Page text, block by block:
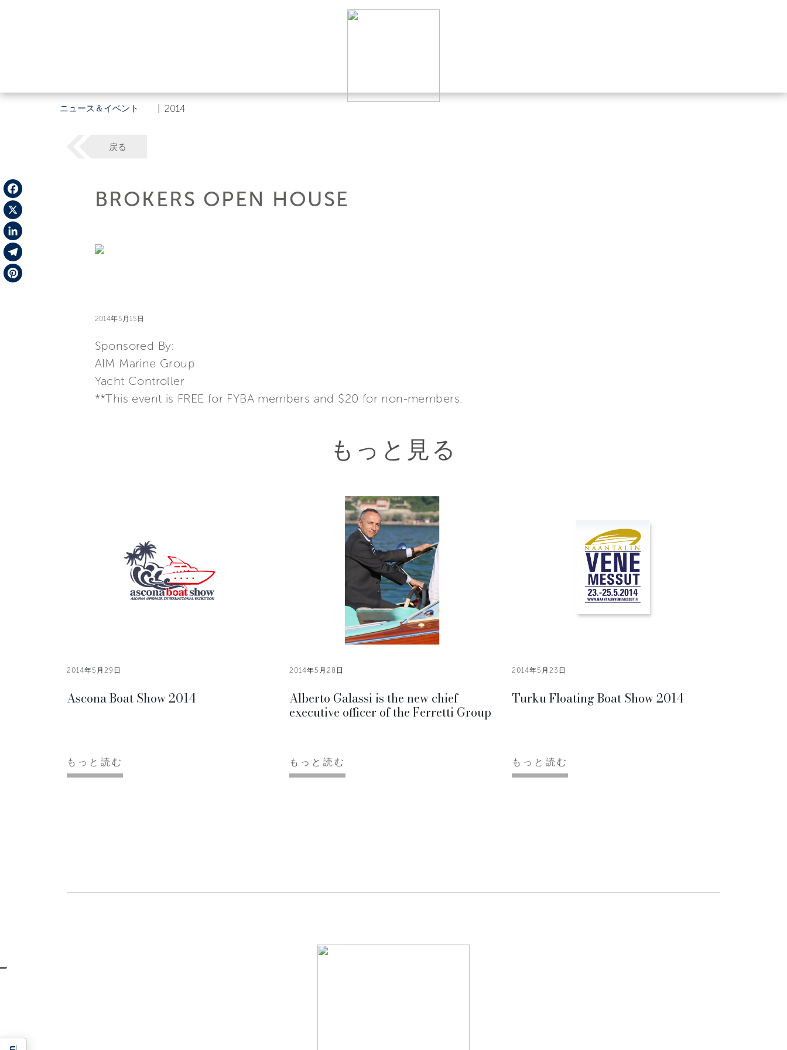
ニュース＆イベント 2014
Facebook
X
LinkedIn
Telegram
戻る
BROKERS OPEN HOUSE
2014年5月15日
Sponsored By:
AIM Marine Group
Yacht Controller
**This event is FREE for FYBA members and $20 for non-members.
もっと見る
2014年5月29日
Ascona Boat Show 2014
もっと読む
2014年5月28日
Alberto Galassi is the new chief
executive officer of the Ferretti Group
もっと読む
2014年5月23日
Turku Floating Boat Show 2014
もっと読む